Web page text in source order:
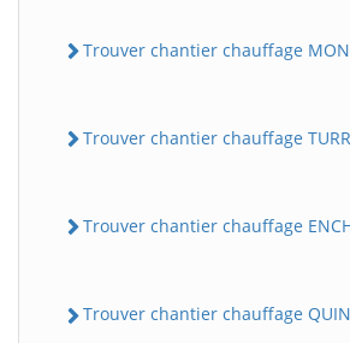
Trouver chantier chauffage
Trouver chantier chauffage
Trouver chantier chauffage
Trouver chantier chauffage